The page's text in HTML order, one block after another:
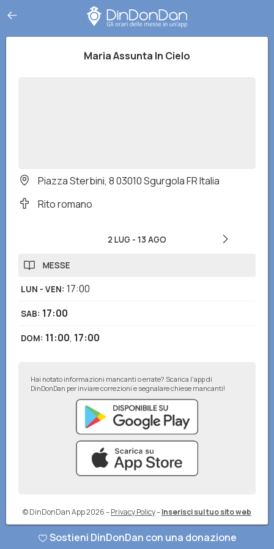
Maria Assunta In Cielo
Piazza Sterbini, 8 03010 Sgurgola FR Italia
Rito romano
2 LUG - 13 AGO
MESSE
LUN - VEN: 17:00
SAB: 17:00
DOM: 11:00, 17:00
Hai notato informazioni mancanti o errate? Scarica l'app di
DinDonDan per inviare correzioni e segnalare chiese mancanti!
© DinDonDan App 2026–Privacy Policy–Inserisci sul tuo sito web
Sostieni DinDonDan con una donazione